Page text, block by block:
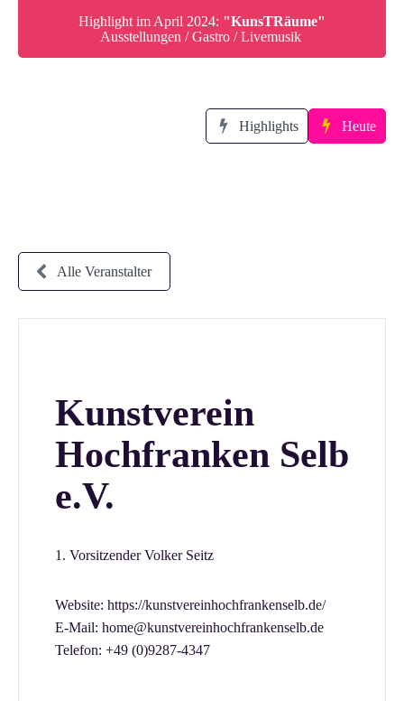
Highlight im April 2024: "KunsTRäume"
Ausstellungen / Gastro / Livemusik
Highlights Heute
Alle Veranstalter
Kunstverein
Hochfranken Selb
e.V.
1. Vorsitzender Volker Seitz
Website: https://kunstvereinhochfrankenselb.de/
E-Mail: home@kunstvereinhochfrankenselb.de
Telefon: +49 (0)9287-4347